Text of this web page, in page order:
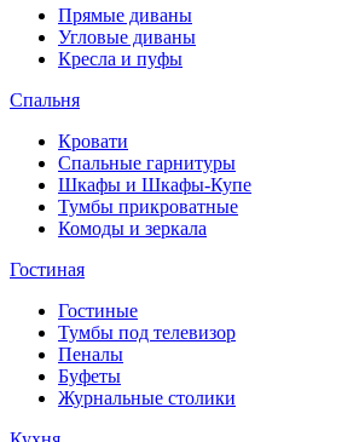
Прямые диваны
Угловые диваны
Кресла и пуфы
Спальня
Кровати
Спальные гарнитуры
Шкафы и Шкафы-Купе
Тумбы прикроватные
Комоды и зеркала
Гостиная
Гостиные
Тумбы под телевизор
Пеналы
Буфеты
Журнальные столики